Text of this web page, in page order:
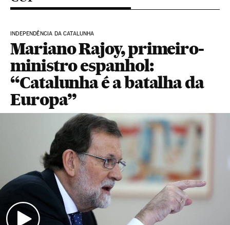
INDEPENDÊNCIA DA CATALUNHA
Mariano Rajoy, primeiro-
ministro espanhol:
“Catalunha é a batalha da
Europa”